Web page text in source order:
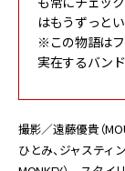
はもうずっと
※この物語はフ
実在するバン
撮影／遠藤優貴（
ひとみ、ジャスティ